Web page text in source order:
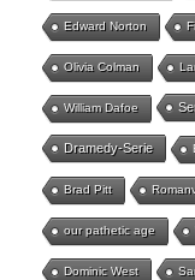
Edward Norton
Olivia Colman
William Dafoe
Dramedy-Serie
Brad Pitt
our pathetic age
Dominic West